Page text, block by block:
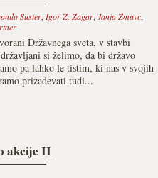
Šuster, Igor Ž. Žagar, Janja Žmavc,
Državnega sveta, v stavbi
si želimo, da bi državo
pa lahko le tistim, ki nas v svojih
prizadevati tudi...
akcije II